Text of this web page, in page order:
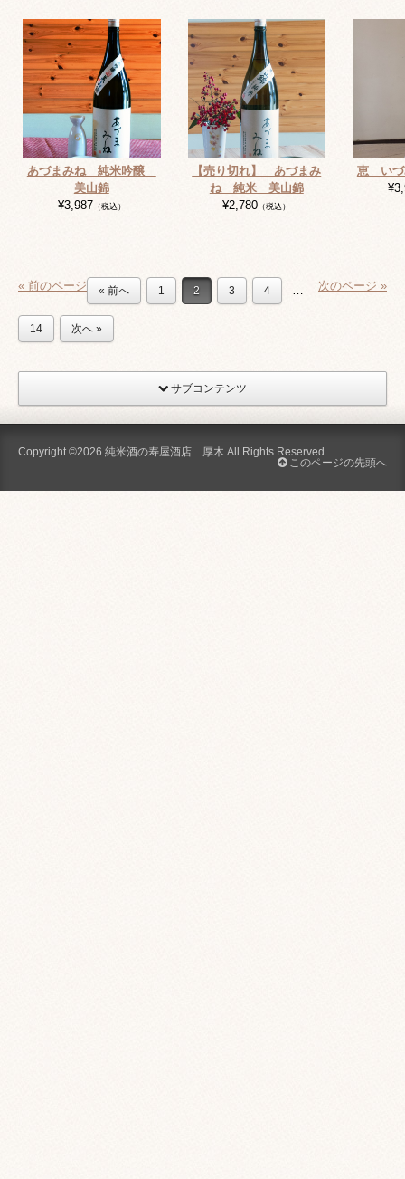
あづまみね 純米吟醸
美山錦
¥3,987 （税込）
【売り切れ】 あづまみ
ね 純米 美山錦
¥2,780 （税込）
恵 いづ
次のページ »
« 前のページ « 前へ 1 2 3 4 …
14 次へ »
サブコンテンツ
Copyright ©2026 純米酒の寿屋酒店 厚木 All Rights Reserved.
このページの先頭へ